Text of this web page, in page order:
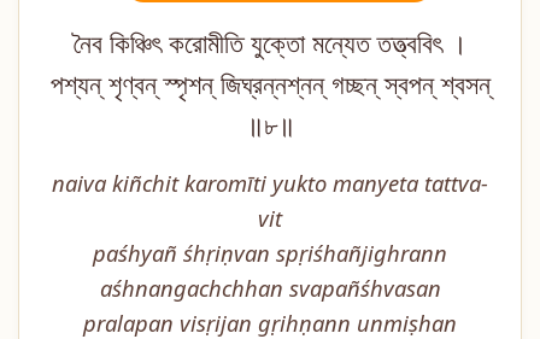
নৈব কিঞ্চিৎ করোমীতি যুক্তো মন্যেত তত্ত্ববিৎ ।
পশ্যন্ শৃণ্বন্ স্পৃশন্ জিঘ্রন্নশ্নন্ গচ্ছন্ স্বপন্ শ্বসন্
॥৮॥
naiva kiñchit karomīti yukto manyeta tattva-
vit
paśhyañ śhṛiṇvan spṛiśhañjighrann
aśhnangachchhan svapañśhvasan
pralapan visṛijan gṛihṇann unmiṣhan